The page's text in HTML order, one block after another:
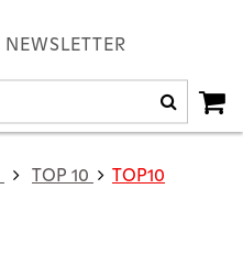
NEWSLETTER
TOP 10
TOP10